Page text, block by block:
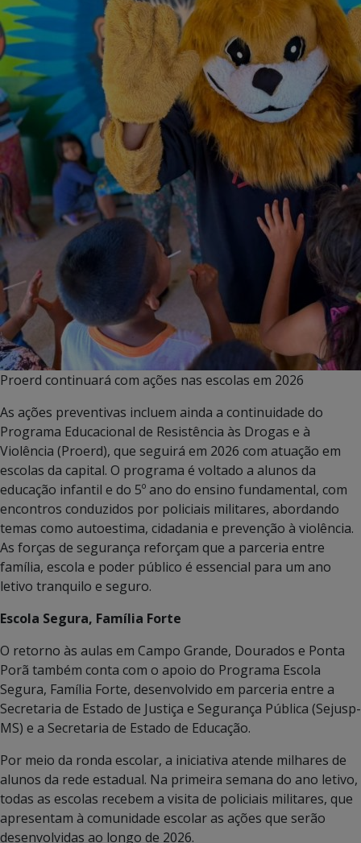
Proerd continuará com ações nas escolas em 2026
As ações preventivas incluem ainda a continuidade do
Programa Educacional de Resistência às Drogas e à
Violência (Proerd), que seguirá em 2026 com atuação em
escolas da capital. O programa é voltado a alunos da
educação infantil e do 5º ano do ensino fundamental, com
encontros conduzidos por policiais militares, abordando
temas como autoestima, cidadania e prevenção à violência.
As forças de segurança reforçam que a parceria entre
família, escola e poder público é essencial para um ano
letivo tranquilo e seguro.
Escola Segura, Família Forte
O retorno às aulas em Campo Grande, Dourados e Ponta
Porã também conta com o apoio do Programa Escola
Segura, Família Forte, desenvolvido em parceria entre a
Secretaria de Estado de Justiça e Segurança Pública (Sejusp-
MS) e a Secretaria de Estado de Educação.
Por meio da ronda escolar, a iniciativa atende milhares de
alunos da rede estadual. Na primeira semana do ano letivo,
todas as escolas recebem a visita de policiais militares, que
apresentam à comunidade escolar as ações que serão
desenvolvidas ao longo de 2026.